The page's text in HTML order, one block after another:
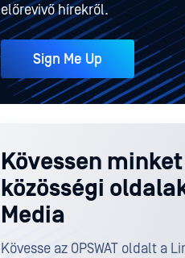
előrevivő hírekről.
Sign Me Up
Kövessen
közösségi
Media
Kövesse az OPSWAT oldalt a